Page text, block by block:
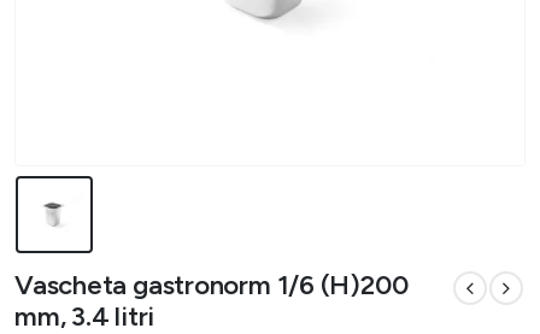
Vascheta gastronorm 1/6 (H)200
mm, 3.4 litri